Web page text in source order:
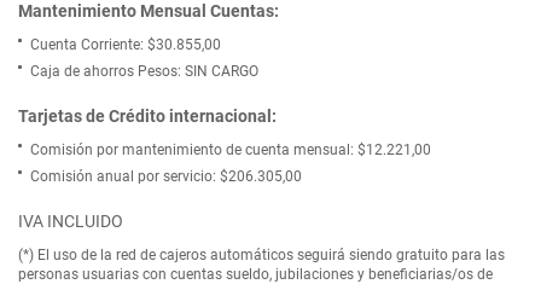
Mantenimiento Mensual Cuentas:
Cuenta Corriente: $30.855,00
Caja de ahorros Pesos: SIN CARGO
Tarjetas de Crédito internacional:
Comisión por mantenimiento de cuenta mensual: $12.221,00
Comisión anual por servicio: $206.305,00
IVA INCLUIDO
(*) El uso de la red de cajeros automáticos seguirá siendo gratuito para las
personas usuarias con cuentas sueldo, jubilaciones y beneficiarias/os de